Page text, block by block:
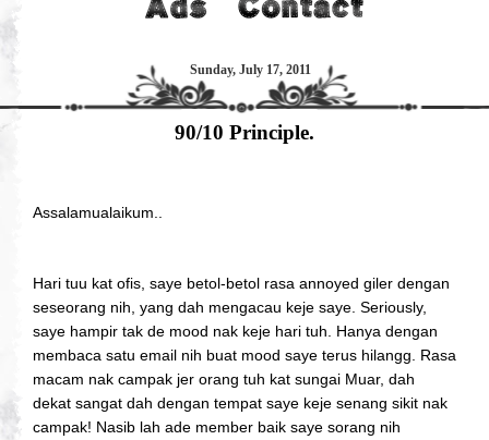
Sunday, July 17, 2011
90/10 Principle.
Assalamualaikum..
Hari tuu kat ofis, saye betol-betol rasa annoyed giler dengan
seseorang nih, yang dah mengacau keje saye. Seriously,
saye hampir tak de mood nak keje hari tuh. Hanya dengan
membaca satu email nih buat mood saye terus hilangg. Rasa
macam nak campak jer orang tuh kat sungai Muar, dah
dekat sangat dah dengan tempat saye keje senang sikit nak
campak! Nasib lah ade member baik saye sorang nih